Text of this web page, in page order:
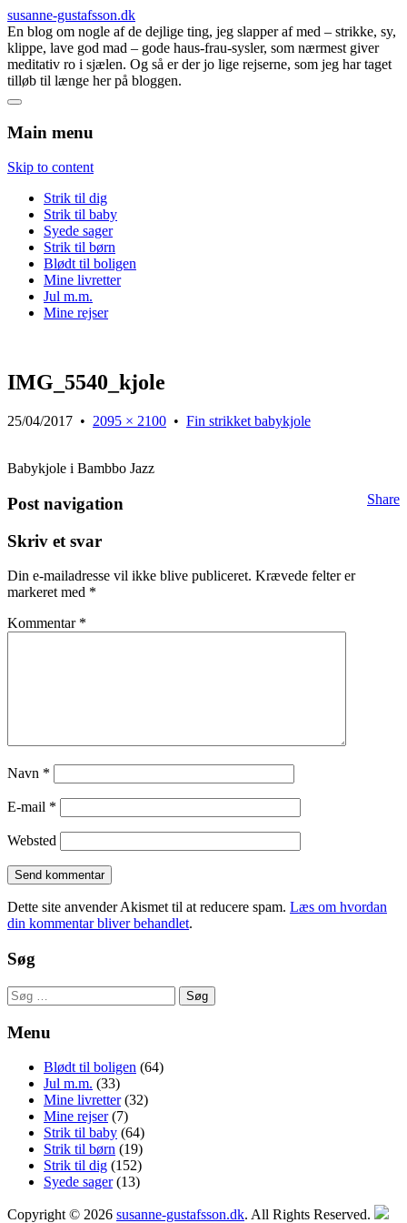
susanne-gustafsson.dk
En blog om nogle af de dejlige ting, jeg slapper af med – strikke, sy,
klippe, lave god mad – gode haus-frau-sysler, som nærmest giver
meditativ ro i sjælen. Og så er der jo lige rejserne, som jeg har taget
tilløb til længe her på bloggen.
Main menu
Skip to content
Strik til dig
Strik til baby
Syede sager
Strik til børn
Blødt til boligen
Mine livretter
Jul m.m.
Mine rejser
IMG_5540_kjole
25/04/2017 • 2095 × 2100 • Fin strikket babykjole
Babykjole i Bambbo Jazz
Share
Post navigation
Skriv et svar
Din e-mailadresse vil ikke blive publiceret. Krævede felter er
markeret med *
Kommentar *
Navn *
E-mail *
Websted
Dette site anvender Akismet til at reducere spam. Læs om hvordan
din kommentar bliver behandlet.
Søg
Søg
efter:
Menu
Blødt til boligen (64)
Jul m.m. (33)
Mine livretter(32)
Mine rejser(7)
Strik til baby (64)
Strik til børn (19)
Strik til dig (152)
Syede sager(13)
Copyright © 2026 susanne-gustafsson.dk. All Rights Reserved.